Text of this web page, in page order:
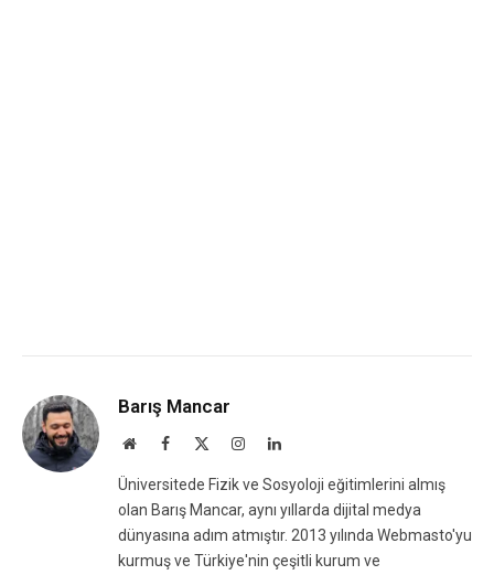
Barış Mancar
WebsiteFacebook InstagramLinkedIn
Üniversitede Fizik ve Sosyoloji eğitimlerini almış
olan Barış Mancar, aynı yıllarda dijital medya
dünyasına adım atmıştır. 2013 yılında Webmasto'yu
kurmuş ve Türkiye'nin çeşitli kurum ve